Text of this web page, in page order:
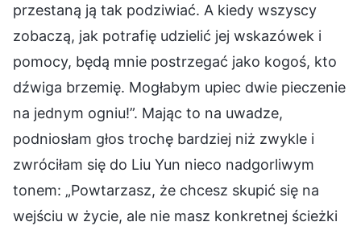
przestaną ją tak podziwiać. A kiedy wszyscy
zobaczą, jak potrafię udzielić jej wskazówek i
pomocy, będą mnie postrzegać jako kogoś, kto
dźwiga brzemię. Mogłabym upiec dwie pieczenie
na jednym ogniu!”. Mając to na uwadze,
podniosłam głos trochę bardziej niż zwykle i
zwróciłam się do Liu Yun nieco nadgorliwym
tonem: „Powtarzasz, że chcesz skupić się na
wejściu w życie, ale nie masz konkretnej ścieżki